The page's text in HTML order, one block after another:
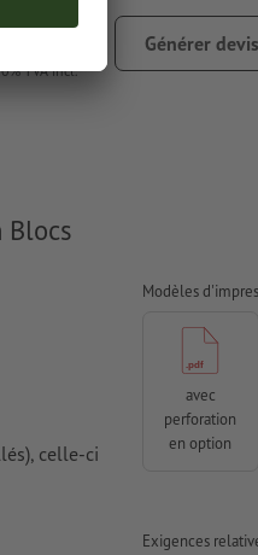
TVA incl.
38,96 Générer devis
celle-ci
Modèles
avec
perforation
en option
Exigences